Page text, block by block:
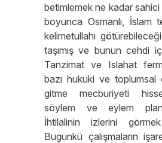
betimlemek ne kadar sahici
boyunca Osmanlı, İslam
kelimetullahı
taşımış ve bunun cehdi
Tanzimat ve Islahat
bazı hukuki ve toplumsal
gitme mecburiyeti
söylem ve eylem
İhtilalinin izlerini
Bugünkü çalışmaların